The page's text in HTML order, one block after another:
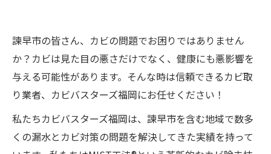
諫早市の皆さん、カビの問題でお困りではありません
か？カビは見た目の悪さだけでなく、健康にも悪影響を
与える可能性があります。そんな時は信頼できるカビ取
り業者、カビバスターズ福岡にお任せください！
私たちカビバスターズ福岡は、諫早市を含む地域で数多
くの漏水とカビ対策の問題を解決してきた実績を持って